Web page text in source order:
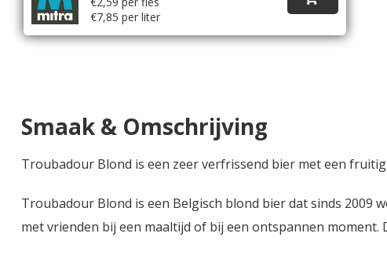
€7,85 per liter
Smaak & Omschrijving
Troubadour Blond is een zeer verfrissend bier met een
Troubadour Blond is een Belgisch blond bier dat sinds 2009
met vrienden bij een maaltijd of bij een ontspannen